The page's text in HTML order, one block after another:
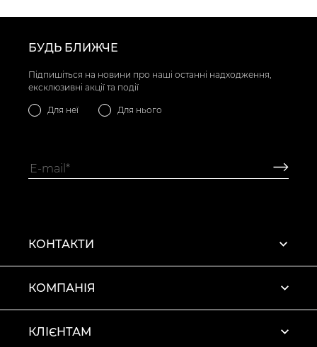
БУДЬ БЛИЖЧЕ
Підпишіться на новини про наші останні надходження,
ексклюзивні акції та події
Для неї Для нього
КОНТАКТИ
КОМПАНІЯ
КЛІЄНТАМ